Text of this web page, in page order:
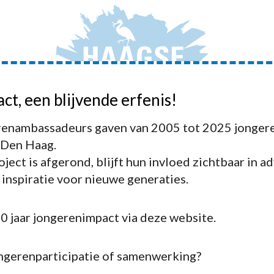
ADVIEZEN
een blijvende erfenis!
gaven van 2005 tot 2025
Haag.
is afgerond, blijft hun invloed zichtbaar in
voor nieuwe generaties.
jaar jongerenimpact via deze website.
of samenwerking?